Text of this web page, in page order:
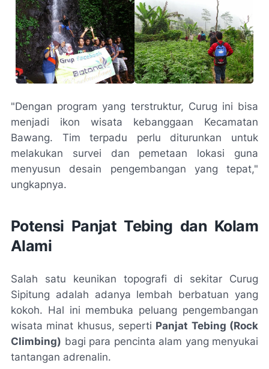
"Dengan program yang terstruktur, Curug ini bisa
menjadi ikon wisata kebanggaan Kecamatan
Bawang. Tim terpadu perlu diturunkan untuk
melakukan survei dan pemetaan lokasi guna
menyusun desain pengembangan yang tepat,"
ungkapnya.
Potensi Panjat Tebing dan Kolam
Alami
Salah satu keunikan topografi di sekitar Curug
Sipitung adalah adanya lembah berbatuan yang
kokoh. Hal ini membuka peluang pengembangan
wisata minat khusus, seperti Panjat Tebing (Rock
Climbing) bagi para pencinta alam yang menyukai
tantangan adrenalin.